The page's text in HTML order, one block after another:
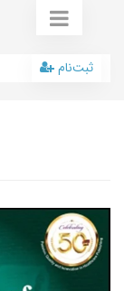
ثبت‌نام